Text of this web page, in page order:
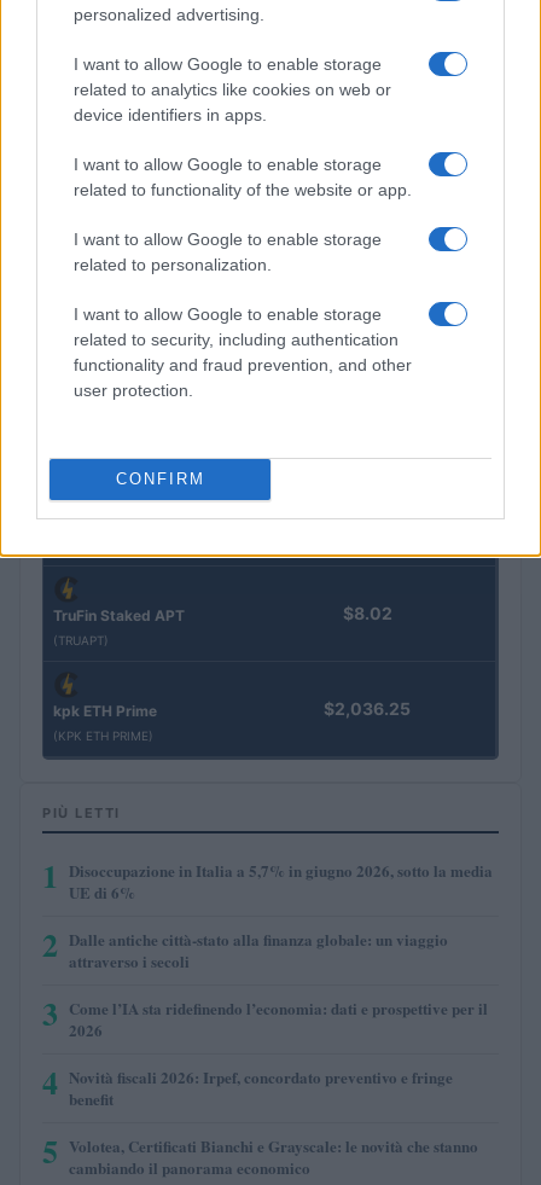
personalized advertising.
I want to allow Google to enable storage
related to analytics like cookies on web or
device identifiers in apps.
I want to allow Google to enable storage
related to functionality of the website or app.
I want to allow Google to enable storage
related to personalization.
I want to allow Google to enable storage
related to security, including authentication
functionality and fraud prevention, and other
user protection.
CONFIRM
Steakhouse EURCV
(STEAKEURCV)
$100,000,000,000,000.00
(EPOCH)
Stride Staked Injective
(STINJ)
$3,407.11
FibSwap DEX $0.0085
TruFin Staked APT
(TRUAPT)
$8.02
kpk ETH Prime
(KPK ETH PRIME)
$2,036.25
PIÙ LETTI
1
Disoccupazione in Italia a 5,7% in giugno 2026, sotto la media
UE di 6%
2 Dalle antiche città-stato alla finanza globale: un viaggio
attraverso i secoli
3 Come l’IA sta ridefinendo l’economia: dati e prospettive per il
2026
4 Novità fiscali 2026: Irpef, concordato preventivo e fringe
benefit
5 Volotea, Certificati Bianchi e Grayscale: le novità che stanno
cambiando il panorama economico